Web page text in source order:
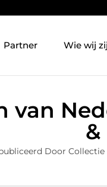
Partner Wie wij
van
&
Door